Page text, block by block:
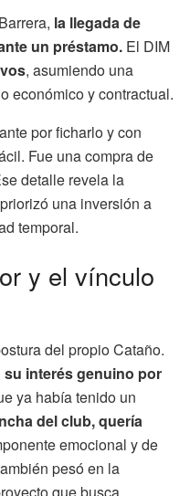
la llegada de
un préstamo. El DIM
, asumiendo una
económico y contractual.
por ficharlo y con
Fue una compra de
detalle revela la
una inversión a
temporal.
y el vínculo
del propio Cataño.
interés genuino por
ya había tenido un
del club, quería
emocional y de
pesó en la
que busca